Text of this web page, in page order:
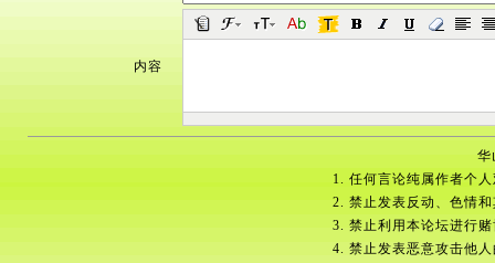
内容
华
1. 任何言论纯属作者个
2. 禁止发表反动、色情
3. 禁止利用本论坛进行
4. 禁止发表恶意攻击他